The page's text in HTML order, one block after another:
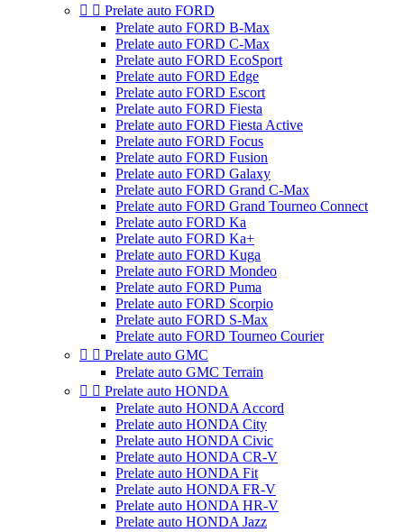
  Prelate auto FORD
Prelate auto FORD B-Max
Prelate auto FORD C-Max
Prelate auto FORD EcoSport
Prelate auto FORD Edge
Prelate auto FORD Escort
Prelate auto FORD Fiesta
Prelate auto FORD Fiesta Active
Prelate auto FORD Focus
Prelate auto FORD Fusion
Prelate auto FORD Galaxy
Prelate auto FORD Grand C-Max
Prelate auto FORD Grand Tourneo Connect
Prelate auto FORD Ka
Prelate auto FORD Ka+
Prelate auto FORD Kuga
Prelate auto FORD Mondeo
Prelate auto FORD Puma
Prelate auto FORD Scorpio
Prelate auto FORD S-Max
Prelate auto FORD Tourneo Courier
  Prelate auto GMC
Prelate auto GMC Terrain
  Prelate auto HONDA
Prelate auto HONDA Accord
Prelate auto HONDA City
Prelate auto HONDA Civic
Prelate auto HONDA CR-V
Prelate auto HONDA Fit
Prelate auto HONDA FR-V
Prelate auto HONDA HR-V
Prelate auto HONDA Jazz